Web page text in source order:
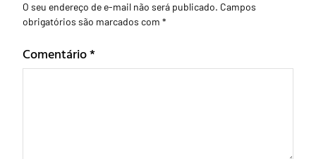
O seu endereço de e-mail não será publicado. Campos
obrigatórios são marcados com *
Comentário*